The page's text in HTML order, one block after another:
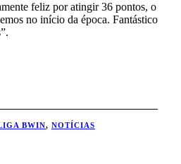
feliz por atingir 36 pontos, o
no início da época. Fantástico
BWIN, NOTÍCIAS